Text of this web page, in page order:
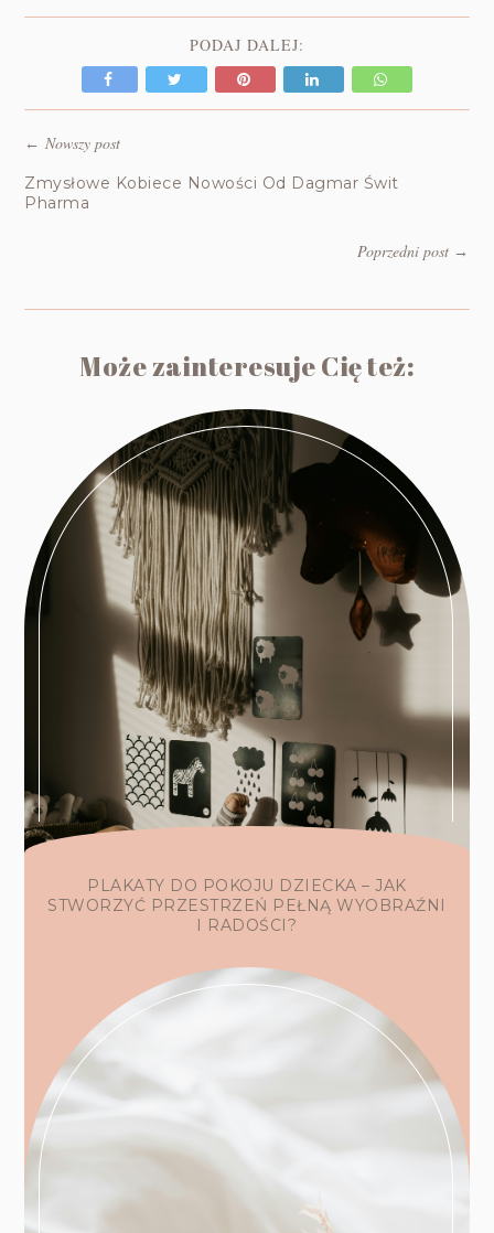
PODAJ DALEJ:
← Nowszy post
Zmysłowe Kobiece Nowości Od Dagmar Świt
Pharma
Poprzedni post→
Może zainteresuje Cię też:
PLAKATY DO POKOJU DZIECKA – JAK
STWORZYĆ PRZESTRZEŃ PEŁNĄ WYOBRAŹNI
I RADOŚCI?